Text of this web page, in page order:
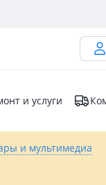
и услуги
и мультимедиа